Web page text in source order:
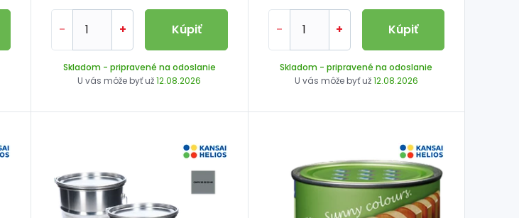
- + Kúpiť
Skladom - pripravené na odoslanie
U vás môže byť už12.08.2026
- + Kúpiť
Skladom - pripravené na odoslanie
U vás môže byť už12.08.2026